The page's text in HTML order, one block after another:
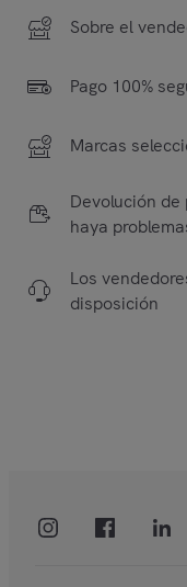
Sobre el
Pago 100%
Marcas
Devolución de
haya
Los
disposición